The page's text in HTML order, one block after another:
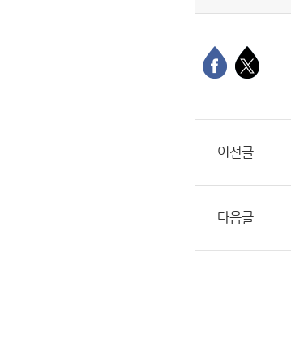
이전글
다음글